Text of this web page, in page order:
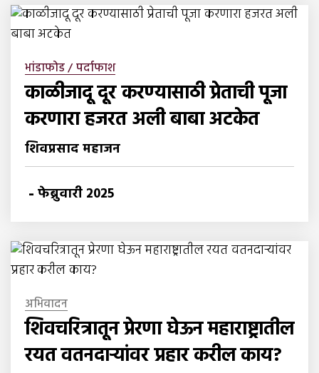
भांडाफोड / पर्दाफाश
काळीजादू दूर करण्यासाठी प्रेताची पूजा
करणारा हजरत अली बाबा अटकेत
शिवप्रसाद महाजन
- फेब्रुवारी 2025
अभिवादन
शिवचरित्रातून प्रेरणा घेऊन महाराष्ट्रातील
रयत वतनदार्‍यांवर प्रहार करील काय?